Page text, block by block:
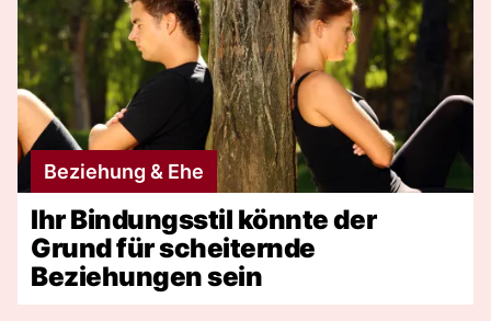
Beziehung & Ehe
Ihr Bindungsstil könnte der
Grund für scheiternde
Beziehungen sein